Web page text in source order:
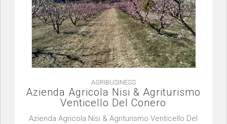
AGRIBUSINESS
Azienda Agricola Nisi & Agriturismo
Venticello Del Conero
Azienda Agricola Nisi & Agriturismo Venticello Del